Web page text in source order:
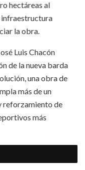
hectáreas al
infraestructura
la obra.
Luis Chacón
de la nueva barda
una obra de
más de un
reforzamiento de
más